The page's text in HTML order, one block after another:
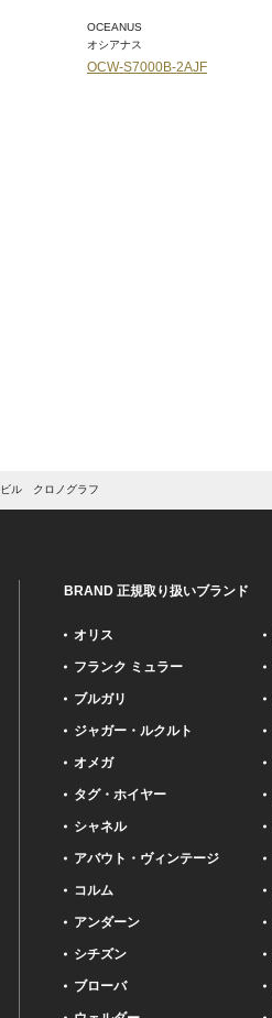
OCEANUS
オシアナス
OCW-S7000B-2AJF
ル クロノグラフ
BRAND 正規取り扱いブランド
オリス
フランク ミュラー
ブルガリ
ジャガー・ルクルト
オメガ
タグ・ホイヤー
シャネル
アバウト・ヴィンテージ
コルム
アンダーン
シチズン
ブローバ